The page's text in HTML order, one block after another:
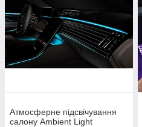
Атмосферне підсвічування
салону Ambient Light